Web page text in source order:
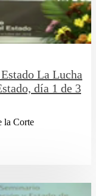
La Lucha
día 1 de 3
la Corte